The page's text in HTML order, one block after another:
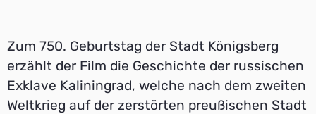
Zum 750. Geburtstag der Stadt Königsberg
erzählt der Film die Geschichte der russischen
Exklave Kaliningrad, welche nach dem zweiten
Weltkrieg auf der zerstörten preußischen Stadt